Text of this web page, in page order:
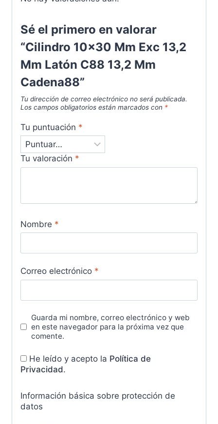
Sé el primero en valorar
“Cilindro 10x30 Mm Exc 13,2
Mm Latón C88 13,2 Mm
Cadena88”
Tu dirección de correo electrónico no será publicada.
Los campos obligatorios están marcados con *
Tu puntuación *
Tu valoración *
Nombre *
Correo electrónico *
Guarda mi nombre, correo electrónico y web
en este navegador para la próxima vez que
comente.
He leído y acepto la Política de
Privacidad.
Información básica sobre protección de
datos